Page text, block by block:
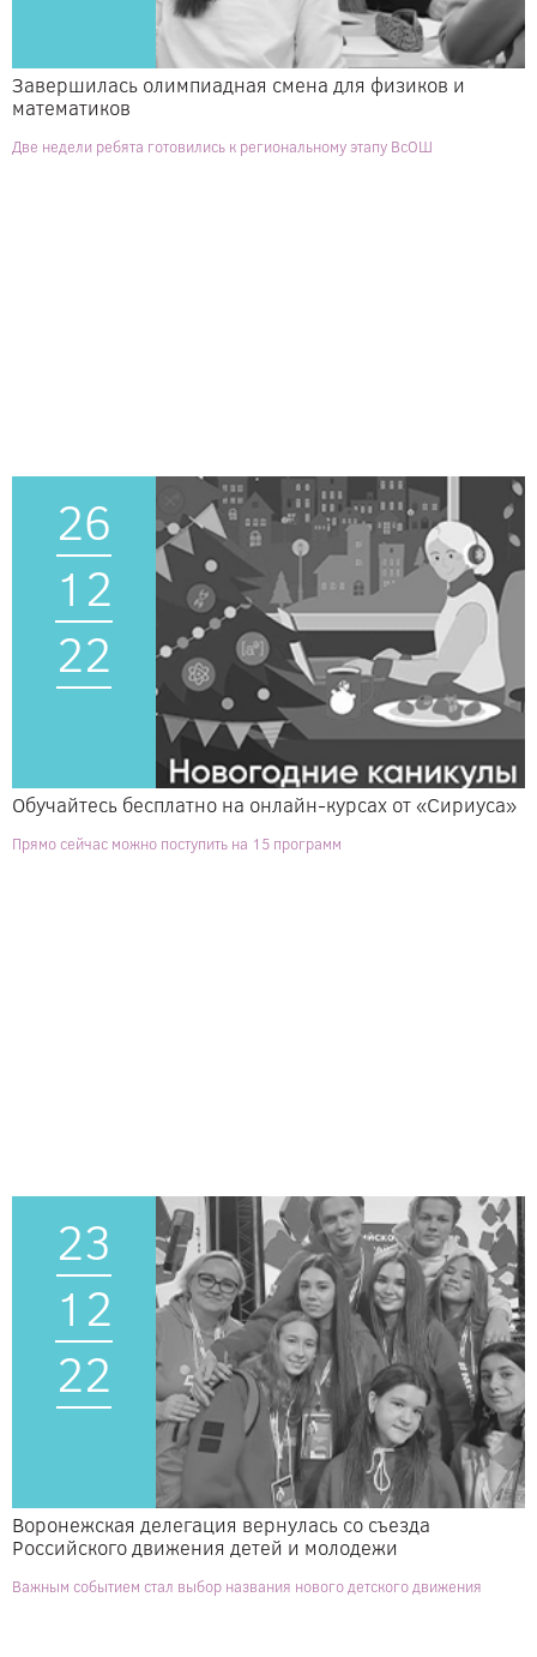
Завершилась олимпиадная смена для физиков и
математиков
Две недели ребята готовились к региональному этапу ВсОШ
26
12
22
Обучайтесь бесплатно на онлайн-курсах от «Сириуса»
Прямо сейчас можно поступить на 15 программ
23
12
22
Воронежская делегация вернулась со съезда
Российского движения детей и молодежи
Важным событием стал выбор названия нового детского движения